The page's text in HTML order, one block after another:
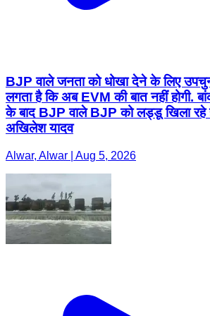
BJP वाले जनता को धोखा देने के ल‍िए
लगता है क‍ि अब EVM की बात नहीं होगी.
के बाद BJP वाले BJP को लड्डू ख‍िला रहे
अख‍िलेश यादव
Alwar, Alwar | Aug 5, 2026